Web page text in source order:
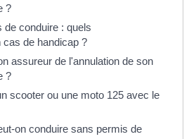
?
de conduire : quels
de handicap ?
assureur de l'annulation de son
?
scooter ou une moto 125 avec le
on conduire sans permis de